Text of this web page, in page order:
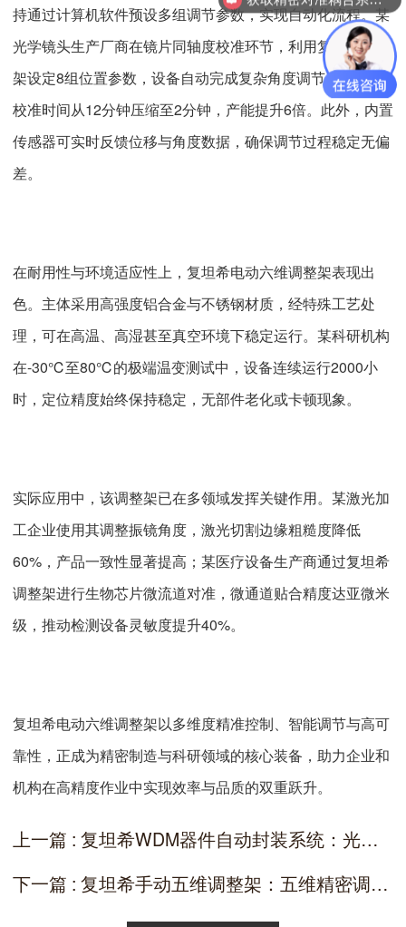
持通过计算机软件预设多组调节参数，实现自动化流程。某
光学镜头生产厂商在镜片同轴度校准环节，利用复坦希调整
架设定8组位置参数，设备自动完成复杂角度调节，单镜头
校准时间从12分钟压缩至2分钟，产能提升6倍。此外，内置
传感器可实时反馈位移与角度数据，确保调节过程稳定无偏
差。
在耐用性与环境适应性上，复坦希电动六维调整架表现出
色。主体采用高强度铝合金与不锈钢材质，经特殊工艺处
理，可在高温、高湿甚至真空环境下稳定运行。某科研机构
在-30℃至80℃的极端温变测试中，设备连续运行2000小
时，定位精度始终保持稳定，无部件老化或卡顿现象。
实际应用中，该调整架已在多领域发挥关键作用。某激光加
工企业使用其调整振镜角度，激光切割边缘粗糙度降低
60%，产品一致性显著提高；某医疗设备生产商通过复坦希
调整架进行生物芯片微流道对准，微通道贴合精度达亚微米
级，推动检测设备灵敏度提升40%。
复坦希电动六维调整架以多维度精准控制、智能调节与高可
靠性，正成为精密制造与科研领域的核心装备，助力企业和
机构在高精度作业中实现效率与品质的双重跃升。
上一篇 : 复坦希WDM器件自动封装系统：光通信高密度波分复用的智能生产利器
下一篇 : 复坦希手动五维调整架：五维精密调节赋能高精度定位场景